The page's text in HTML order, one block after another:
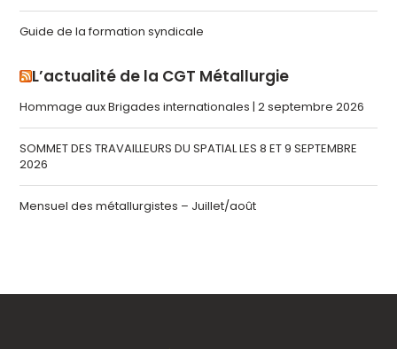
Guide de la formation syndicale
L’actualité de la CGT Métallurgie
Hommage aux Brigades internationales | 2 septembre 2026
SOMMET DES TRAVAILLEURS DU SPATIAL LES 8 ET 9 SEPTEMBRE
2026
Mensuel des métallurgistes – Juillet/août